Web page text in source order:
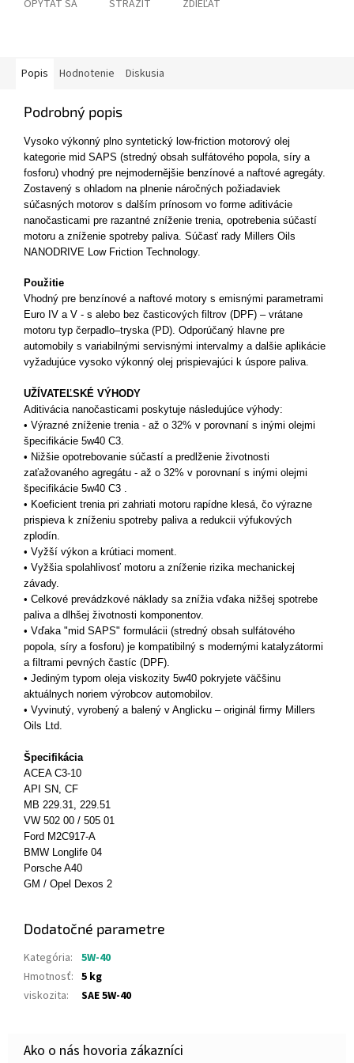
OPÝTAŤ SA STRÁŽIŤ ZDIEĽAŤ
Popis Hodnotenie Diskusia
Podrobný popis
Vysoko výkonný plno syntetický low-friction motorový olej
kategorie mid SAPS (stredný obsah sulfátového popola, síry a
fosforu) vhodný pre nejmodernějšie benzínové a naftové agregáty.
Zostavený s ohladom na plnenie náročných požiadaviek
súčasných motorov s dalším prínosom vo forme aditivácie
nanočasticami pre razantné zníženie trenia, opotrebenia súčastí
motoru a zníženie spotreby paliva. Súčasť rady Millers Oils
NANODRIVE Low Friction Technology.
Použitie
Vhodný pre benzínové a naftové motory s emisnými parametrami
Euro IV a V - s alebo bez časticových filtrov (DPF) – vrátane
motoru typ čerpadlo–tryska (PD). Odporúčaný hlavne pre
automobily s variabilnými servisnými intervalmy a dalšie aplikácie
vyžadujúce vysoko výkonný olej prispievajúci k úspore paliva.
UŽÍVATEĽSKÉ VÝHODY
Aditivácia nanočasticami poskytuje následujúce výhody:
• Výrazné zníženie trenia - až o 32% v porovnaní s inými olejmi
špecifikácie 5w40 C3.
• Nižšie opotrebovanie súčastí a predlženie životnosti
zaťažovaného agregátu - až o 32% v porovnaní s inými olejmi
špecifikácie 5w40 C3 .
• Koeficient trenia pri zahriati motoru rapídne klesá, čo výrazne
prispieva k zníženiu spotreby paliva a redukcii výfukových
zplodín.
• Vyžší výkon a krútiaci moment.
• Vyžšia spolahlivosť motoru a zníženie rizika mechanickej
závady.
• Celkové prevádzkové náklady sa znížia vďaka nižšej spotrebe
paliva a dlhšej životnosti komponentov.
• Vďaka "mid SAPS" formulácii (stredný obsah sulfátového
popola, síry a fosforu) je kompatibilný s modernými katalyzátormi
a filtrami pevných častíc (DPF).
• Jediným typom oleja viskozity 5w40 pokryjete väčšinu
aktuálnych noriem výrobcov automobilov.
• Vyvinutý, vyrobený a balený v Anglicku – originál firmy Millers
Oils Ltd.
Špecifikácia
ACEA C3-10
API SN, CF
MB 229.31, 229.51
VW 502 00 / 505 01
Ford M2C917-A
BMW Longlife 04
Porsche A40
GM / Opel Dexos 2
Dodatočné parametre
Kategória: 5W-40
Hmotnosť: 5 kg
viskozita: SAE 5W-40